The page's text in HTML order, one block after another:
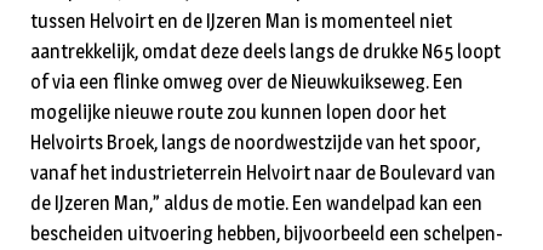
tussen Helvoirt en de IJzeren Man is momenteel niet
aantrekkelijk, omdat deze deels langs de drukke N65 loopt
of via een flinke omweg over de Nieuwkuikseweg. Een
mogelijke nieuwe route zou kunnen lopen door het
Helvoirts Broek, langs de noordwestzijde van het spoor,
vanaf het industrieterrein Helvoirt naar de Boulevard van
de IJzeren Man,” aldus de motie. Een wandelpad kan een
bescheiden uitvoering hebben, bijvoorbeeld een schelpen-